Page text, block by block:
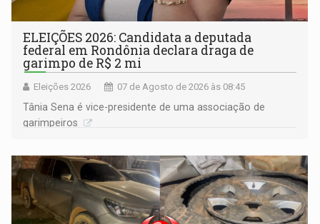
ELEIÇÕES 2026: Candidata a deputada
federal em Rondônia declara draga de
garimpo de R$ 2 mi
Eleições 2026 07 de Agosto de 2026 às 08:45
Tânia Sena é vice-presidente de uma associação de
garimpeiros